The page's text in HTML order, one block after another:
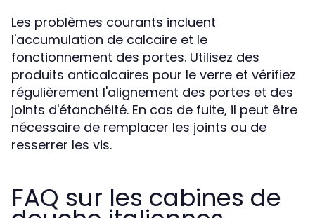
Les problèmes courants incluent
l'accumulation de calcaire et le
fonctionnement des portes. Utilisez des
produits anticalcaires pour le verre et vérifiez
régulièrement l'alignement des portes et des
joints d'étanchéité. En cas de fuite, il peut être
nécessaire de remplacer les joints ou de
resserrer les vis.
FAQ sur les cabines de